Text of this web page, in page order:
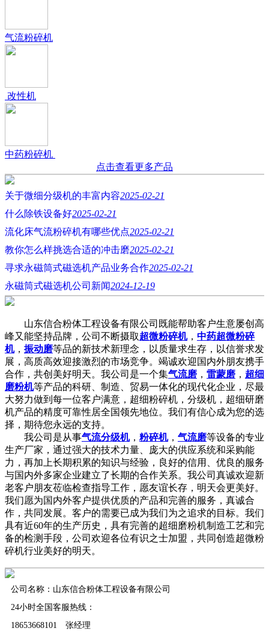
气流粉碎机
改性机
中药粉碎机
点击查看更多产品
关于微细分级机的丰富内容2025-02-21
什么除铁设备好2025-02-21
流化床气流粉碎机有哪些优点2025-02-21
教你怎么样挑选合适的冲击磨2025-02-21
寻求永磁筒式磁选机产品业务合作2025-02-21
永磁筒式磁选机公司新闻2024-12-19
山东信合粉体工程设备有限公司既能帮助客户生意屡创高
峰又能坚持品牌，公司不断摄取超微粉碎机， 中药超微粉碎
机， 振动磨等品的新技术新理念，以质量求生存，以信誉求发
展，高质高效迎接激烈的市场竞争。竭诚欢迎国内外朋友携手
合作，共创美好明天。我公司是一个集气流磨 ， 雷蒙磨 ， 超细
磨粉机等产品的科研、制造、贸易一体化的现代化企业，尽最
大努力做到每一位客户满意，超细粉碎机，分级机，超细研磨
机产品的精度可靠性居全国领先地位。我们有信心成为您的选
择，期待您永远的支持。
我公司是从事气流分级机， 粉碎机， 气流磨等设备的专业
生产厂家，通过强大的技术力量、庞大的供应系统和采购能
力，再加上长期积累的知识与经验，良好的信用、优良的服务
与国内外多家企业建立了长期的合作关系。我公司真诚欢迎新
老客户朋友莅临检查指导工作，愿友谊长存，明天会更美好。
我们愿为国内外客户提供优质的产品和完善的服务，真诚合
作，共同发展。客户的需要已成为我们为之追求的目标。我们
具有近60年的生产历史，具有完善的超细磨粉机制造工艺和完
备的检测手段，公司欢迎各位有识之士加盟，共同创造超微粉
碎机行业美好的明天。
公司名称：山东信合粉体工程设备有限公司
24小时全国客服热线：
18653668101 张经理